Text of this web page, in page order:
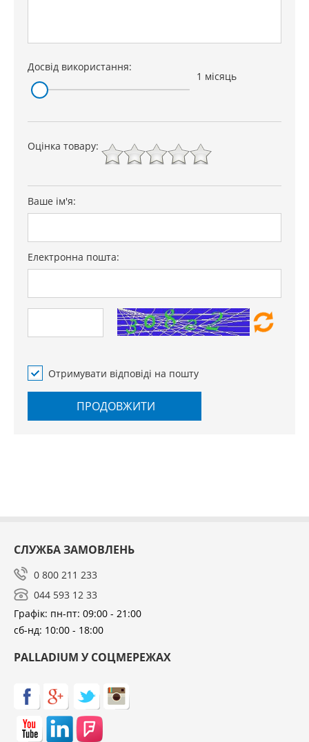
Досвід використання:
1 місяць
Оцінка товару:
Ваше ім'я:
Електронна пошта:
Отримувати відповіді на пошту
ПРОДОВЖИТИ
СЛУЖБА ЗАМОВЛЕНЬ
0 800 211 233
044 593 12 33
Графік: пн-пт: 09:00 - 21:00
сб-нд: 10:00 - 18:00
PALLADIUM У СОЦМЕРЕЖАХ